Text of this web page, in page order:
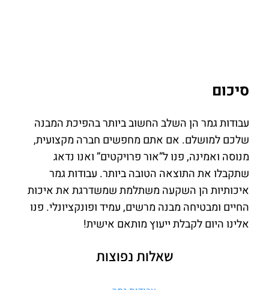
סיכום
עבודות גמר הן השלב החשוב ביותר בהפיכת המבנה
שלכם למושלם. אם אתם מחפשים חברה מקצועית,
מנוסה ואמינה, פנו ל”אור פרויקטים” ואנו נדאג
שתקבלו את התוצאה הטובה ביותר. עבודות גמר
איכותיות הן השקעה משתלמת שמשדרגת את איכות
החיים ומבטיחה מבנה מרשים, עמיד ופונקציונלי. פנו
אלינו היום לקבלת ייעוץ מותאם אישית!
שאלות נפוצות